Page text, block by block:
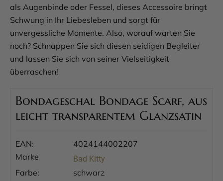
als Augenbinde oder Fessel, dieses Accessoire bringt
Schwung in Ihr Liebesleben und sorgt für
unvergessliche Momente. Also, worauf warten Sie
noch? Schnappen Sie sich diesen seidigen Begleiter
und lassen Sie sich von seiner Vielseitigkeit
überraschen!
Bondageschal Bondage Scarf, aus
leicht transparentem Glanzsatin
EAN:
4024144002207
Marke
Bad Kitty
Farbe:
schwarz